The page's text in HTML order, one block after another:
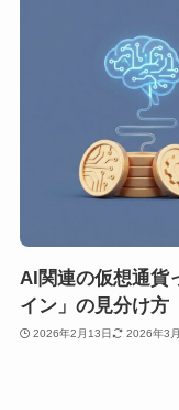
AI関連の仮想通貨
イン」の見分け方
2026年2月13日 2026年3